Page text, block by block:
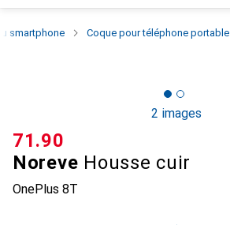
smartphone Coque pour téléphone portable
2 images
Noreve Housse cuir
OnePlus 8T
CHF
71.90